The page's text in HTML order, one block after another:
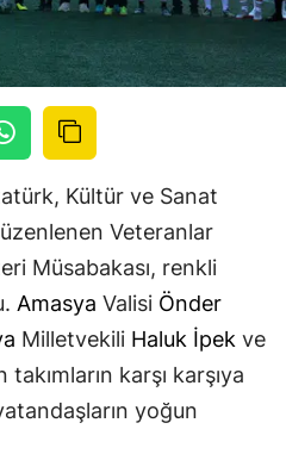
Kültür ve Sanat
Veteranlar
Müsabakası, renkli
Amasya Valisi Önder
Milletvekili Haluk İpek ve
karşı karşıya
yoğun